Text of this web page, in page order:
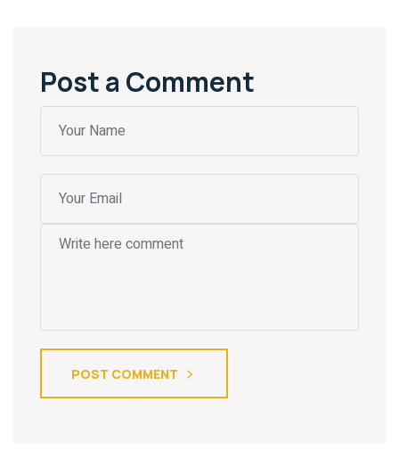
Post a Comment
POST COMMENT